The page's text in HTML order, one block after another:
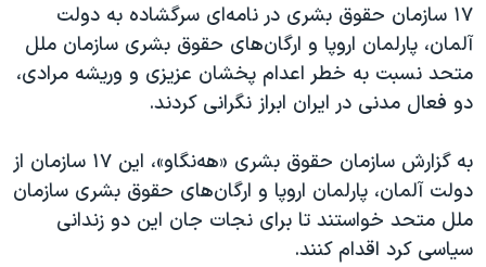
گالری عکس
آرشیو پخش زنده
اعتراضات زن، زندگی، آزادی
مجموعه مستندهای دادخواهی
تریبونال مردمی آبان ۹۸
چهل سال گروگان‌گیری
قانون شفافیت دارائی کادر رهبری ایران
اعتراضات مردمی آبان ۹۸
۱۷ سازمان حقوق بشری در نامه‌ای سرگشاده به دولت
آلمان، پارلمان اروپا و ارگان‌های حقوق بشری سازمان ملل
متحد نسبت به خطر اعدام پخشان عزیزی و وریشه مرادی،
دو فعال مدنی در ایران ابراز نگرانی کردند.
به گزارش سازمان حقوق بشری «هه‌نگاو»، این ۱۷ سازمان از
دولت آلمان، پارلمان اروپا و ارگان‌های حقوق بشری سازمان
ملل متحد خواستند تا برای نجات جان این دو زندانی
سیاسی کرد اقدام کنند.